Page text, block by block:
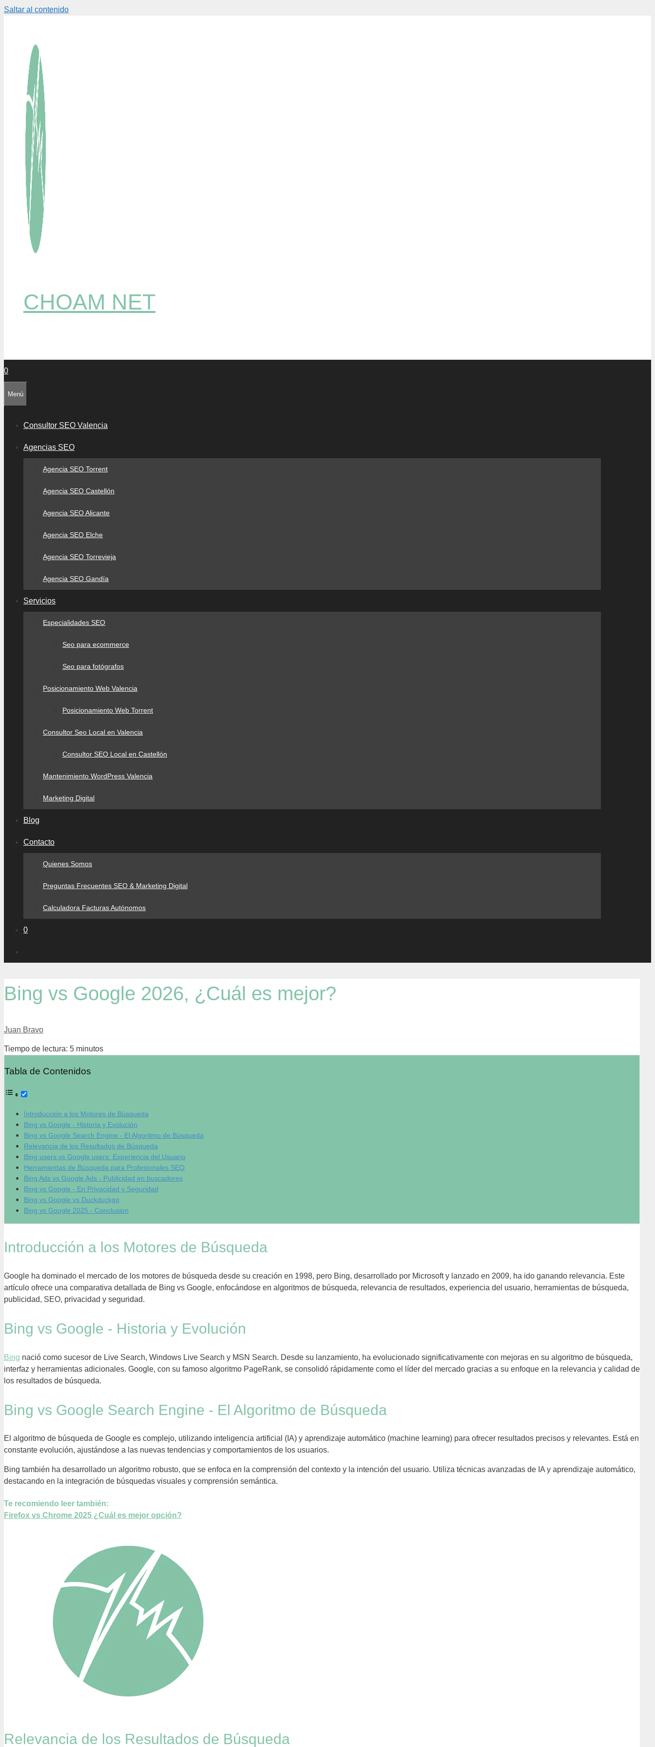
Saltar al contenido
CHOAM NET
0
Menú
Consultor SEO Valencia
Agencias SEO
Agencia SEO Torrent
Agencia SEO Castellón
Agencia SEO Alicante
Agencia SEO Elche
Agencia SEO Torrevieja
Agencia SEO Gandía
Servicios
Especialidades SEO
Seo para ecommerce
Seo para fotógrafos
Posicionamiento Web Valencia
Posicionamiento Web Torrent
Consultor Seo Local en Valencia
Consultor SEO Local en Castellón
Mantenimiento WordPress Valencia
Marketing Digital
Blog
Contacto
Quienes Somos
Preguntas Frecuentes SEO & Marketing Digital
Calculadora Facturas Autónomos
0
Bing vs Google 2026, ¿Cuál es mejor?
Juan Bravo
Tiempo de lectura: 5 minutos
Tabla de Contenidos
Introducción a los Motores de Búsqueda
Bing vs Google - Historia y Evolución
Bing vs Google Search Engine - El Algoritmo de Búsqueda
Relevancia de los Resultados de Búsqueda
Bing users vs Google users: Experiencia del Usuario
Herramientas de Búsqueda para Profesionales SEO
Bing Ads vs Google Ads - Publicidad en buscadores
Bing vs Google - En Privacidad y Seguridad
Bing vs Google vs Duckduckgo
Bing vs Google 2025 - Conclusion
Introducción a los Motores de Búsqueda
Google ha dominado el mercado de los motores de búsqueda desde su creación en 1998, pero Bing, desarrollado por Microsoft y lanzado en 2009, ha ido ganando relevancia. Este
artículo ofrece una comparativa detallada de Bing vs Google, enfocándose en algoritmos de búsqueda, relevancia de resultados, experiencia del usuario, herramientas de búsqueda,
publicidad, SEO, privacidad y seguridad.
Bing vs Google - Historia y Evolución
Bing nació como sucesor de Live Search, Windows Live Search y MSN Search. Desde su lanzamiento, ha evolucionado significativamente con mejoras en su algoritmo de búsqueda,
interfaz y herramientas adicionales. Google, con su famoso algoritmo PageRank, se consolidó rápidamente como el líder del mercado gracias a su enfoque en la relevancia y calidad de
los resultados de búsqueda.
Bing vs Google Search Engine - El Algoritmo de Búsqueda
El algoritmo de búsqueda de Google es complejo, utilizando inteligencia artificial (IA) y aprendizaje automático (machine learning) para ofrecer resultados precisos y relevantes. Está en
constante evolución, ajustándose a las nuevas tendencias y comportamientos de los usuarios.
Bing también ha desarrollado un algoritmo robusto, que se enfoca en la comprensión del contexto y la intención del usuario. Utiliza técnicas avanzadas de IA y aprendizaje automático,
destacando en la integración de búsquedas visuales y comprensión semántica.
Te recomiendo leer también:
Firefox vs Chrome 2025 ¿Cuál es mejor opción?
Relevancia de los Resultados de Búsqueda